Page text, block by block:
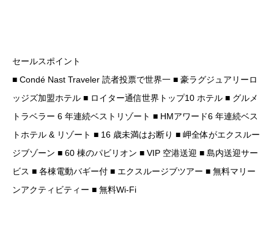
セールスポイント
■ Condé Nast Traveler 読者投票で世界一 ■ 豪ラグジュアリーロ
ッジズ加盟ホテル ■ ロイター通信世界トップ10 ホテル ■ グルメ
トラベラー 6 年連続ベストリゾート ■ HMアワード6 年連続ベス
トホテル & リゾート ■ 16 歳未満はお断り ■ 岬全体がエクスルー
ジブゾーン ■ 60 棟のパビリオン ■ VIP 空港送迎 ■ 島内送迎サー
ビス ■ 各棟電動バギー付 ■ エクスルージブツアー ■ 無料マリー
ンアクティビティー ■ 無料Wi-Fi